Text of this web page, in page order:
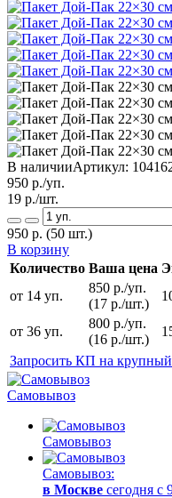
В наличииАртикул:
950 р./уп.
19 р./шт.
950 р. (50 шт.)
В корзину
Количество Ваша цена
от 14 уп.
850 р./уп.
(17 р./шт.)
от 36 уп.
800 р./уп.
(16 р./шт.)
Запросить КП на
Самовывоз
Самовывоз
Самовывоз:
в Москве сегодня с